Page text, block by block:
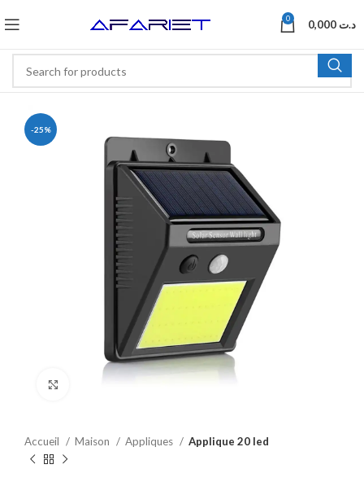
0 د.ت
-25%
Accueil Maison Appliques Applique 20 led